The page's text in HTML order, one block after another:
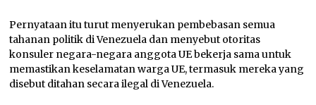
Pernyataan itu turut menyerukan pembebasan semua
tahanan politik di Venezuela dan menyebut otoritas
konsuler negara-negara anggota UE bekerja sama untuk
memastikan keselamatan warga UE, termasuk mereka yang
disebut ditahan secara ilegal di Venezuela.